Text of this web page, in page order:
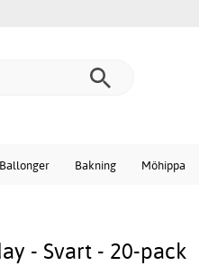
Ballonger Bakning Möhippa
- Svart - 20-pack